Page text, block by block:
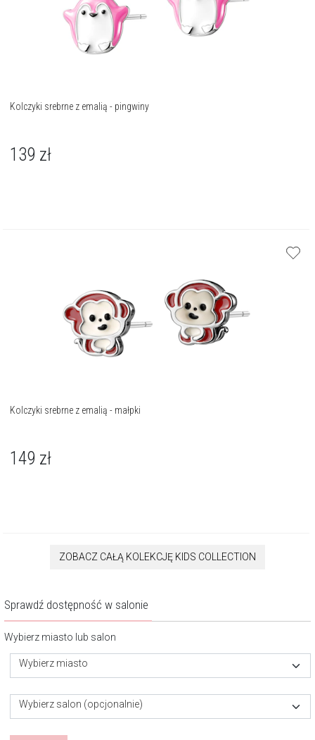
Kolczyki srebrne z emalią - pingwiny
139 zł
Kolczyki srebrne z emalią - małpki
149 zł
ZOBACZ CAŁĄ KOLEKCJĘ KIDS COLLECTION
Sprawdź dostępność w salonie
Wybierz miasto lub salon
Wybierz miasto
Wybierz salon (opcjonalnie)